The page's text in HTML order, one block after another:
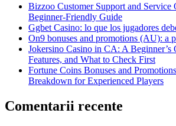
Bizzoo Customer Support and
Beginner-Friendly Guide
Ggbet Casino: lo que los jugadores
On9 bonuses and promotions (AU): a
Jokersino Casino in CA: A Beginner’s
Features, and What to Check First
Fortune Coins Bonuses and
Breakdown for Experienced Players
Comentarii recente